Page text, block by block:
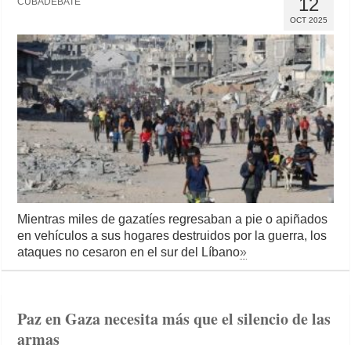
OCT 2025
Mientras miles de gazatíes regresaban a pie o apiñados
en vehículos a sus hogares destruidos por la guerra, los
ataques no cesaron en el sur del Líbano»
Paz en Gaza necesita más que el silencio de las
armas